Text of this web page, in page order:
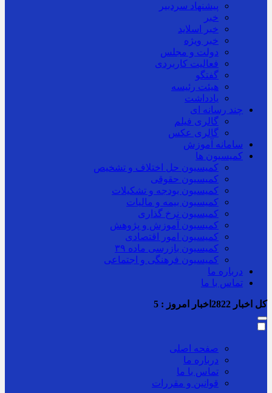
پیشنهاد سردبیر
خبر
خبر اسلايد
خبر ویژه
دولت و مجلس
فعالیت کاربردی
گفتگو
هیئت رئیسه
یادداشت
چند رسانه ای
گالری فیلم
گالری عکس
سامانه آموزش
کمیسیون ها
کمیسیون حل اختلاف و تشخیص
کمیسیون حقوقی
کمیسیون بودجه و تشکیلات
کمیسیون بیمه و مالیات
کمیسیون نرخ گذاری
کمیسیون آموزش و پژوهش
کمیسیون امور اقتصادی
کمیسیون بازرسی ماده ۳۹
کمیسیون فرهنگی و اجتماعی
درباره ما
تماس با ما
کل اخبار اخبار امروز : 5
صفحه اصلی
درباره ما
تماس با ما
قوانین و مقررات